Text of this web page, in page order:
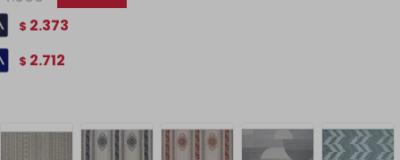
$ 2.373
$ 2.712